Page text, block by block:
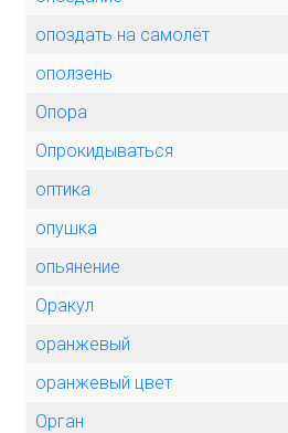
опоздать на самолёт
оползень
Опора
Опрокидываться
оптика
опушка
опьянение
Оракул
оранжевый
оранжевый цвет
Орган